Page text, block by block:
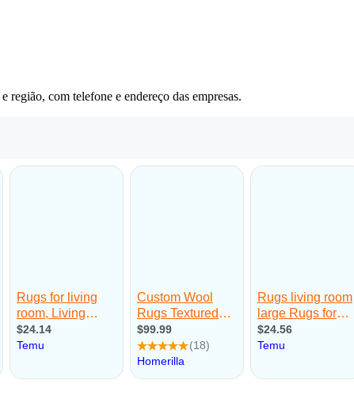
e região, com telefone e endereço das empresas.